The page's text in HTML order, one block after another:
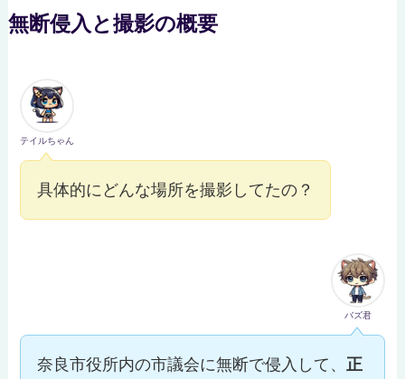
無断侵入と撮影の概要
テイルちゃん
具体的にどんな場所を撮影してたの？
バズ君
奈良市役所内の市議会に無断で侵入して、正